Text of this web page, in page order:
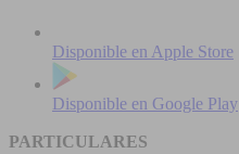
Disponible en Apple Store
Disponible en Google Play
PARTICULARES